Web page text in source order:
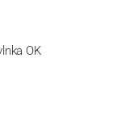
OK